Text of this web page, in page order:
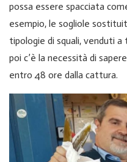
possa essere spacciata
esempio, le sogliole
tipologie di squali, venduti a
poi c’è la necessità di
entro 48 ore dalla cattura.